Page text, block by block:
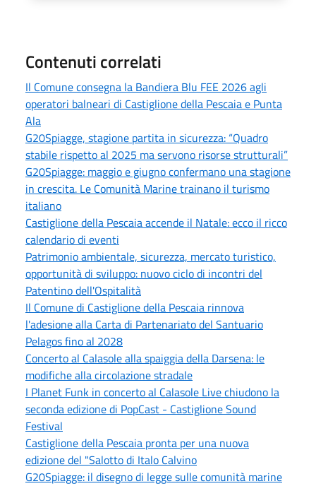
Contenuti correlati
Il Comune consegna la Bandiera Blu FEE 2026 agli
operatori balneari di Castiglione della Pescaia e Punta
Ala
G20Spiagge, stagione partita in sicurezza: “Quadro
stabile rispetto al 2025 ma servono risorse strutturali”
G20Spiagge: maggio e giugno confermano una stagione
in crescita. Le Comunità Marine trainano il turismo
italiano
Castiglione della Pescaia accende il Natale: ecco il ricco
calendario di eventi
Patrimonio ambientale, sicurezza, mercato turistico,
opportunità di sviluppo: nuovo ciclo di incontri del
Patentino dell'Ospitalità
Il Comune di Castiglione della Pescaia rinnova
l'adesione alla Carta di Partenariato del Santuario
Pelagos fino al 2028
Concerto al Calasole alla spaiggia della Darsena: le
modifiche alla circolazione stradale
I Planet Funk in concerto al Calasole Live chiudono la
seconda edizione di PopCast - Castiglione Sound
Festival
Castiglione della Pescaia pronta per una nuova
edizione del "Salotto di Italo Calvino
G20Spiagge: il disegno di legge sulle comunità marine